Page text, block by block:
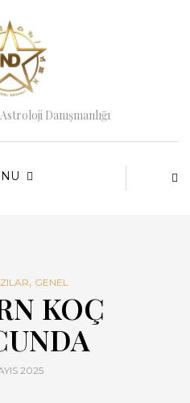
Danışmanlığı
, GENEL
KOÇ
2025